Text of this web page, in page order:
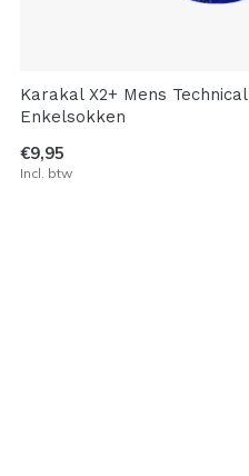
Karakal X2+ Mens Technical
Enkelsokken
€9,95
Incl. btw